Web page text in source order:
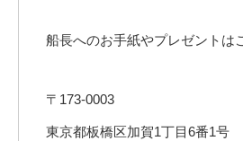
船長へのお手紙やプレゼントは
〒173-0003
東京都板橋区加賀1丁目6番1号